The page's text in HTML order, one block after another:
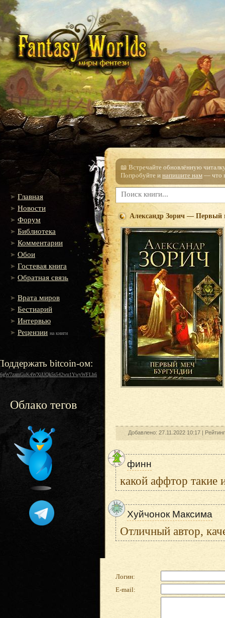
Главная
Новости
Форум
Библиотека
Комментарии
Обои
Гостевая книга
Обратная связь
Врата миров
Бестиарий
Интервью
Рецензии на книги
bitcoin-ом:
Облако тегов
📖 Встречайте обновлённую
Попробуйте и напишите нам — что
Александр Зорич — Первый
Добавлено: 27.11.2022 10:17 |
финн
какой аффтор такие
Хуйчонок Максима
Отличный автор,
Логин:
E-mail: